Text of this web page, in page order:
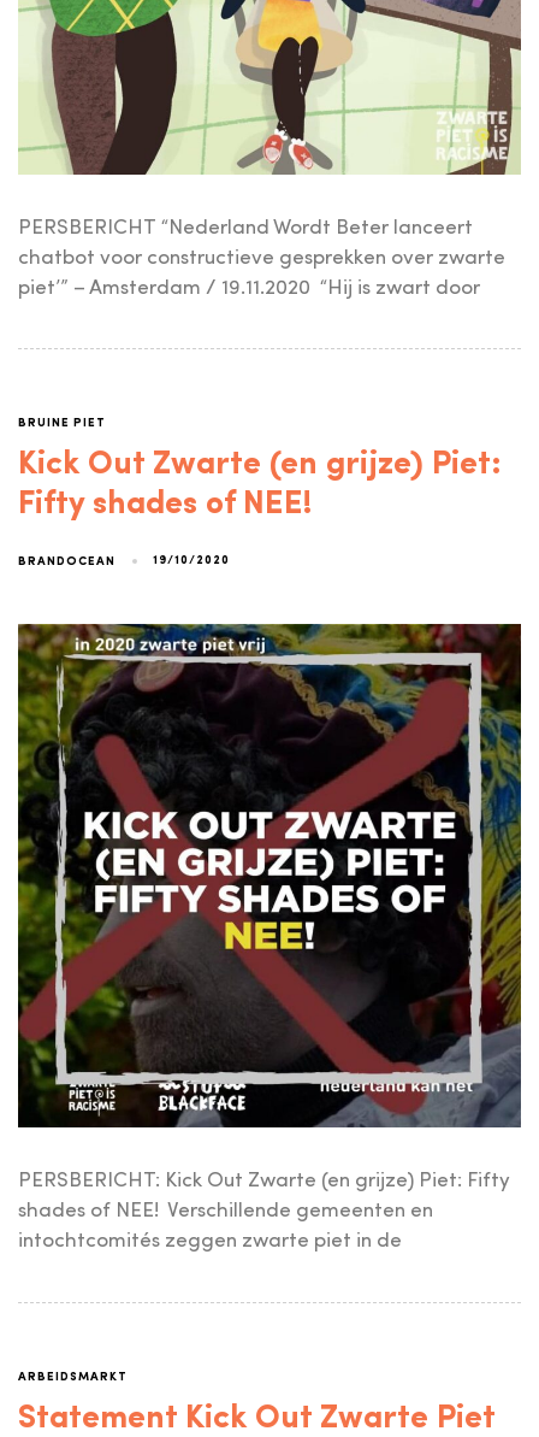
PERSBERICHT “Nederland Wordt Beter lanceert
chatbot voor constructieve gesprekken over zwarte
piet’” – Amsterdam / 19.11.2020 “Hij is zwart door
BRUINE PIET
Kick Out Zwarte (en grijze) Piet:
Fifty shades of NEE!
BRANDOCEAN 19/10/2020
PERSBERICHT: Kick Out Zwarte (en grijze) Piet: Fifty
shades of NEE! Verschillende gemeenten en
intochtcomités zeggen zwarte piet in de
ARBEIDSMARKT
Statement Kick Out Zwarte Piet